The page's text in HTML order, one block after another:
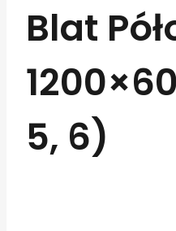
Blat
5, 6)